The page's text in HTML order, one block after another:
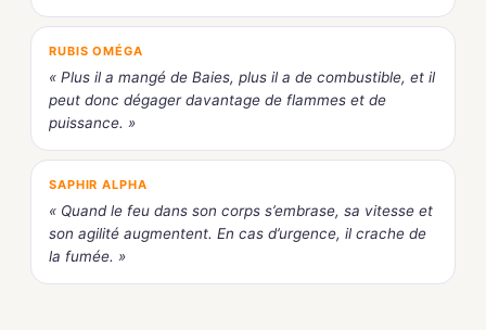
RUBIS OMÉGA
« Plus il a mangé de Baies, plus il a de combustible, et il
peut donc dégager davantage de flammes et de
puissance. »
SAPHIR ALPHA
« Quand le feu dans son corps s’embrase, sa vitesse et
son agilité augmentent. En cas d’urgence, il crache de
la fumée. »